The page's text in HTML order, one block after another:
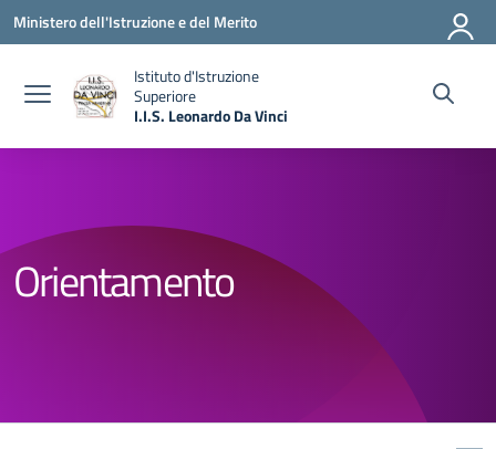
Vai ai contenuti
Vai al menu di navigazione
Vai al footer
Ministero dell'Istruzione e del Merito
Istituto d'Istruzione
Superiore
I.I.S. Leonardo Da Vinci
Orientamento